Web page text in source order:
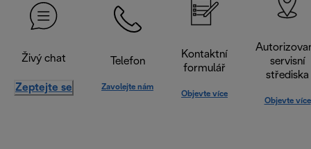
Živý chat
Zeptejte se
Telefon
Zavolejte nám
Kontaktní
formulář
Objevte více
servisní
střediska
Objevte více